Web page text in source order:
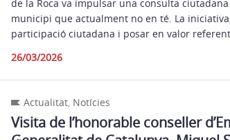
de la Roca va impulsar una consulta
municipi que actualment no en té. La
participació ciutadana i posar en valor
26/03/2026
Actualitat, Notícies
Visita de l’honorable conseller